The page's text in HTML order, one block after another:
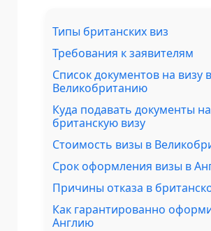
Типы британских виз
Требования к заявителям
Список документов на визу в
Великобританию
Куда подавать документы на
британскую визу
Стоимость визы в
Срок оформления визы в
Причины отказа в
Как гарантированно
Англию